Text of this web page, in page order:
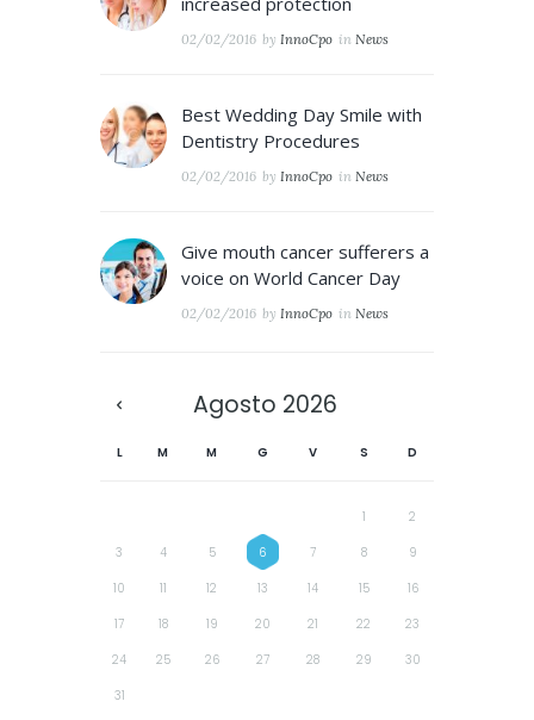
02/02/2016 by InnoCpo in News
Best Wedding Day Smile with
Dentistry Procedures
02/02/2016 by InnoCpo in News
Give mouth cancer sufferers a
voice on World Cancer Day
02/02/2016 by InnoCpo in News
Agosto 2026
L M M G V S D
1 2
3 4 5 6 7 8 9
10 11 12 13 14 15 16
17 18 19 20 21 22 23
24 25 26 27 28 29 30
31